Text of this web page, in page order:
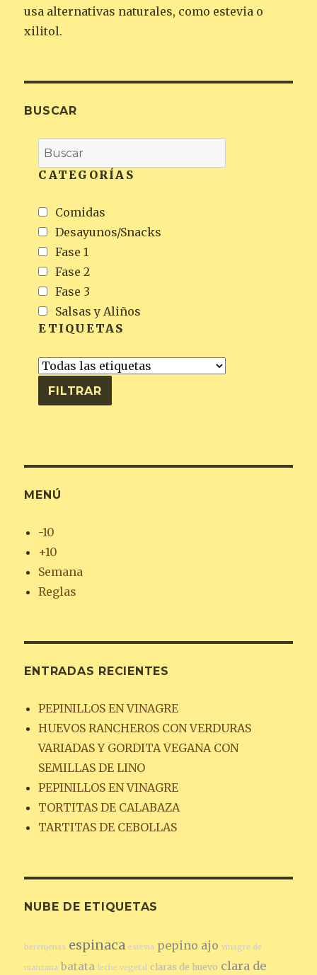
usa alternativas naturales, como estevia o
xilitol.
BUSCAR
CATEGORÍAS
Comidas
Desayunos/Snacks
Fase 1
Fase 2
Fase 3
Salsas y Aliños
ETIQUETAS
MENÚ
-10
+10
Semana
Reglas
ENTRADAS RECIENTES
PEPINILLOS EN VINAGRE
HUEVOS RANCHEROS CON VERDURAS
VARIADAS Y GORDITA VEGANA CON
SEMILLAS DE LINO
PEPINILLOS EN VINAGRE
TORTITAS DE CALABAZA
TARTITAS DE CEBOLLAS
NUBE DE ETIQUETAS
berenjenas espinaca estevia pepino ajo vinagre de
manzana batata leche vegetal claras de huevo clara de